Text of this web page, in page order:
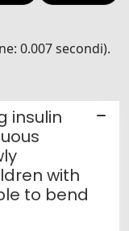
0.007 secondi).
insulin
with
to bend